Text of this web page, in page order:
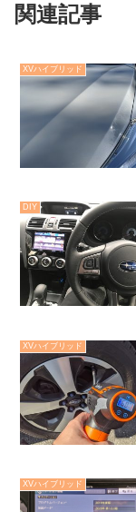
関連記事
XVハイブリッド
DIY
XVハイブリッド
XVハイブリッド